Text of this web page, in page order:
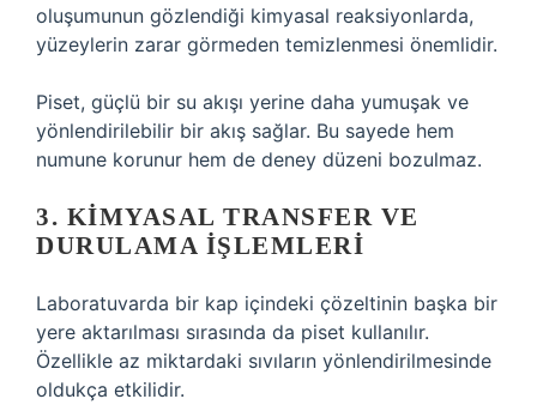
oluşumunun gözlendiği kimyasal reaksiyonlarda,
yüzeylerin zarar görmeden temizlenmesi önemlidir.
Piset, güçlü bir su akışı yerine daha yumuşak ve
yönlendirilebilir bir akış sağlar. Bu sayede hem
numune korunur hem de deney düzeni bozulmaz.
3. KIMYASAL TRANSFER VE
DURULAMA İŞLEMLERI
Laboratuvarda bir kap içindeki çözeltinin başka bir
yere aktarılması sırasında da piset kullanılır.
Özellikle az miktardaki sıvıların yönlendirilmesinde
oldukça etkilidir.